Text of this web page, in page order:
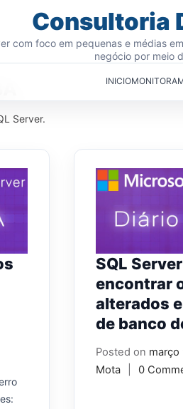
Consultoria
com foco em pequenas e médias
negócio por meio
INICIO
Server.
SQL
encontrar
alterados
de banco
Posted on março
Mota
0